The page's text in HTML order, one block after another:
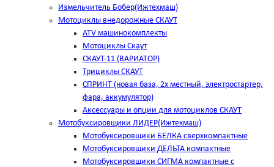
Измельчитель Бобер(Ижтехмаш)
Мотоциклы внедорожные СКАУТ
ATV машинокомплекты
Мотоциклы Скаут
СКАУТ-11 (ВАРИАТОР)
Трициклы СКАУТ
СПРИНТ (новая база, 2х местный, электростартер,
фара, аккумулятор)
Аксессуары и опции для мотоциклов СКАУТ
Мотобуксировщики ЛИДЕР(Ижтехмаш)
Мотобуксировщики БЕЛКА сверхкомпактные
Мотобуксировщики ДЕЛЬТА компактные
Мотобуксировщики СИГМА компактные с